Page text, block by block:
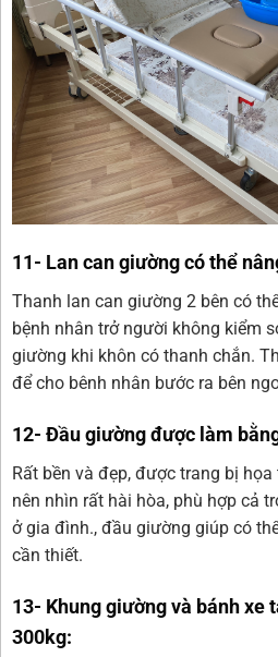
11- Lan can giường có thể
Thanh lan can giường 2 bên có
bệnh nhân trở người không kiểm
giường khi khôn có thanh chắn.
để cho bênh nhân bước ra bên
12- Đầu giường được làm
Rất bền và đẹp, được trang bị
nên nhìn rất hài hòa, phù hợp cả
ở gia đình., đầu giường giúp có
cần thiết.
13- Khung giường và bánh xe
300kg: